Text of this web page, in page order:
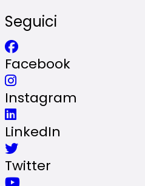
Seguici
Facebook
Instagram
LinkedIn
Twitter